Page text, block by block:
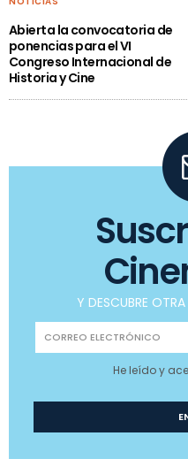
Abierta la convocatoria de
ponencias para el VI
Congreso Internacional de
Historia y Cine
Y DESCUBRE
He leído y